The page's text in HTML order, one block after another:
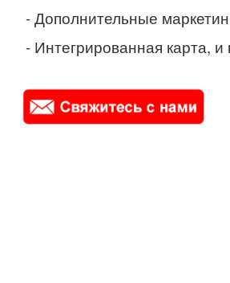
- Дополнительные
- Интегрированная карта,